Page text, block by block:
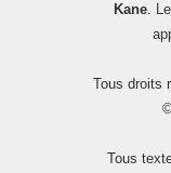
Kane.
Tous droits
Tous